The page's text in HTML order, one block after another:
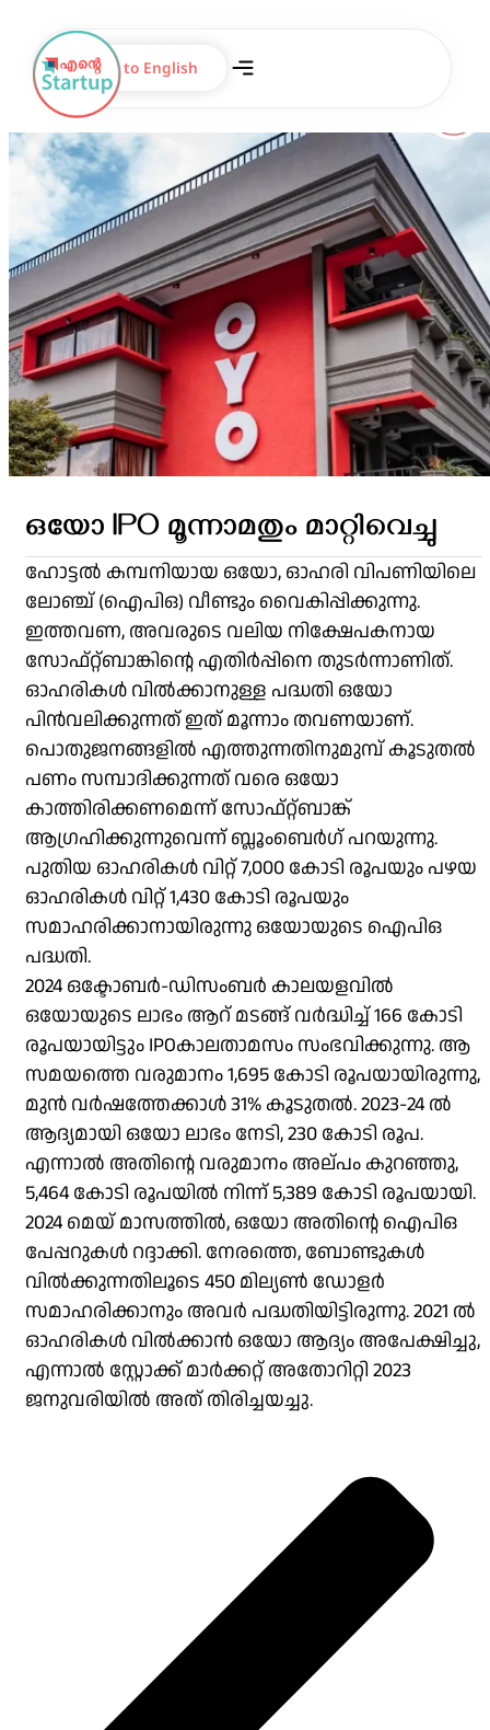
Switch to English
ഒയോ IPO മൂന്നാമതും മാറ്റിവെച്ചു
ഹോട്ടൽ കമ്പനിയായ ഒയോ, ഓഹരി വിപണിയിലെ
ലോഞ്ച് (ഐപിഒ) വീണ്ടും വൈകിപ്പിക്കുന്നു.
ഇത്തവണ, അവരുടെ വലിയ നിക്ഷേപകനായ
സോഫ്റ്റ്ബാങ്കിന്റെ എതിർപ്പിനെ തുടർന്നാണിത്.
ഓഹരികൾ വിൽക്കാനുള്ള പദ്ധതി ഒയോ
പിൻവലിക്കുന്നത് ഇത് മൂന്നാം തവണയാണ്.
പൊതുജനങ്ങളിൽ എത്തുന്നതിനുമുമ്പ് കൂടുതൽ
പണം സമ്പാദിക്കുന്നത് വരെ ഒയോ
കാത്തിരിക്കണമെന്ന് സോഫ്റ്റ്ബാങ്ക്
ആഗ്രഹിക്കുന്നുവെന്ന് ബ്ലൂംബെർഗ് പറയുന്നു.
പുതിയ ഓഹരികൾ വിറ്റ് 7,000 കോടി രൂപയും പഴയ
ഓഹരികൾ വിറ്റ് 1,430 കോടി രൂപയും
സമാഹരിക്കാനായിരുന്നു ഒയോയുടെ ഐപിഒ
പദ്ധതി.
2024 ഒക്ടോബർ-ഡിസംബർ കാലയളവിൽ
ഒയോയുടെ ലാഭം ആറ് മടങ്ങ് വർദ്ധിച്ച് 166 കോടി
രൂപയായിട്ടും IPOകാലതാമസം സംഭവിക്കുന്നു. ആ
സമയത്തെ വരുമാനം 1,695 കോടി രൂപയായിരുന്നു,
മുൻ വർഷത്തേക്കാൾ 31% കൂടുതൽ. 2023-24 ൽ
ആദ്യമായി ഒയോ ലാഭം നേടി, 230 കോടി രൂപ.
എന്നാൽ അതിന്റെ വരുമാനം അല്പം കുറഞ്ഞു,
5,464 കോടി രൂപയിൽ നിന്ന് 5,389 കോടി രൂപയായി.
2024 മെയ് മാസത്തിൽ, ഒയോ അതിന്റെ ഐപിഒ
പേപ്പറുകൾ റദ്ദാക്കി. നേരത്തെ, ബോണ്ടുകൾ
വിൽക്കുന്നതിലൂടെ 450 മില്യൺ ഡോളർ
സമാഹരിക്കാനും അവർ പദ്ധതിയിട്ടിരുന്നു. 2021 ൽ
ഓഹരികൾ വിൽക്കാൻ ഒയോ ആദ്യം അപേക്ഷിച്ചു,
എന്നാൽ സ്റ്റോക്ക് മാർക്കറ്റ് അതോറിറ്റി 2023
ജനുവരിയിൽ അത് തിരിച്ചയച്ചു.